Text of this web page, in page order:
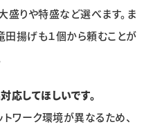
りや特盛など選べます。ま
田揚げも１個から頼むことが
してほしいです。
ワーク環境が異なるため、